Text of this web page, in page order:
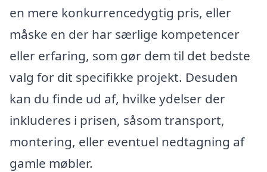
en mere konkurrencedygtig pris, eller
måske en der har særlige kompetencer
eller erfaring, som gør dem til det bedste
valg for dit specifikke projekt. Desuden
kan du finde ud af, hvilke ydelser der
inkluderes i prisen, såsom transport,
montering, eller eventuel nedtagning af
gamle møbler.